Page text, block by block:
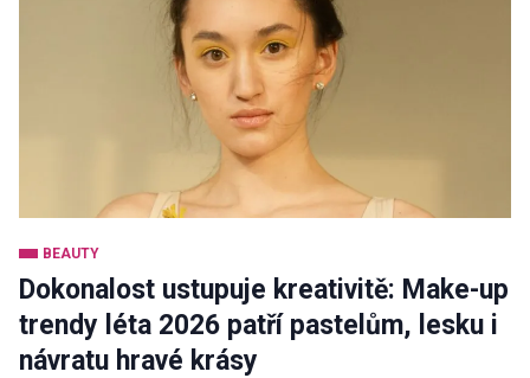
BEAUTY
Dokonalost ustupuje kreativitě: Make-up
trendy léta 2026 patří pastelům, lesku i
návratu hravé krásy